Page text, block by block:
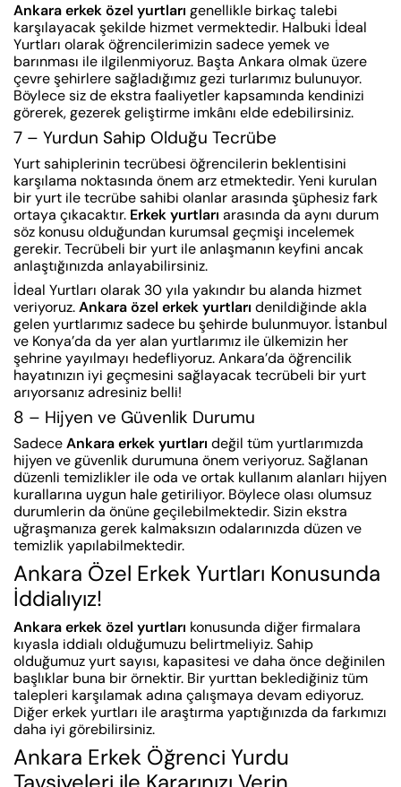
Ankara erkek özel yurtları genellikle birkaç talebi
karşılayacak şekilde hizmet vermektedir. Halbuki İdeal
Yurtları olarak öğrencilerimizin sadece yemek ve
barınması ile ilgilenmiyoruz. Başta Ankara olmak üzere
çevre şehirlere sağladığımız gezi turlarımız bulunuyor.
Böylece siz de ekstra faaliyetler kapsamında kendinizi
görerek, gezerek geliştirme imkânı elde edebilirsiniz.
7 – Yurdun Sahip Olduğu Tecrübe
Yurt sahiplerinin tecrübesi öğrencilerin beklentisini
karşılama noktasında önem arz etmektedir. Yeni kurulan
bir yurt ile tecrübe sahibi olanlar arasında şüphesiz fark
ortaya çıkacaktır. Erkek yurtları arasında da aynı durum
söz konusu olduğundan kurumsal geçmişi incelemek
gerekir. Tecrübeli bir yurt ile anlaşmanın keyfini ancak
anlaştığınızda anlayabilirsiniz.
İdeal Yurtları olarak 30 yıla yakındır bu alanda hizmet
veriyoruz.Ankara özel erkek yurtları denildiğinde akla
gelen yurtlarımız sadece bu şehirde bulunmuyor. İstanbul
ve Konya’da da yer alan yurtlarımız ile ülkemizin her
şehrine yayılmayı hedefliyoruz. Ankara’da öğrencilik
hayatınızın iyi geçmesini sağlayacak tecrübeli bir yurt
arıyorsanız adresiniz belli!
8 – Hijyen ve Güvenlik Durumu
SadeceAnkara erkek yurtları değil tüm yurtlarımızda
hijyen ve güvenlik durumuna önem veriyoruz. Sağlanan
düzenli temizlikler ile oda ve ortak kullanım alanları hijyen
kurallarına uygun hale getiriliyor. Böylece olası olumsuz
durumlerin da önüne geçilebilmektedir. Sizin ekstra
uğraşmanıza gerek kalmaksızın odalarınızda düzen ve
temizlik yapılabilmektedir.
Ankara Özel Erkek Yurtları Konusunda
İddialıyız!
Ankara erkek özel yurtları konusunda diğer firmalara
kıyasla iddialı olduğumuzu belirtmeliyiz. Sahip
olduğumuz yurt sayısı, kapasitesi ve daha önce değinilen
başlıklar buna bir örnektir. Bir yurttan beklediğiniz tüm
talepleri karşılamak adına çalışmaya devam ediyoruz.
Diğer erkek yurtları ile araştırma yaptığınızda da farkımızı
daha iyi görebilirsiniz.
Ankara Erkek Öğrenci Yurdu